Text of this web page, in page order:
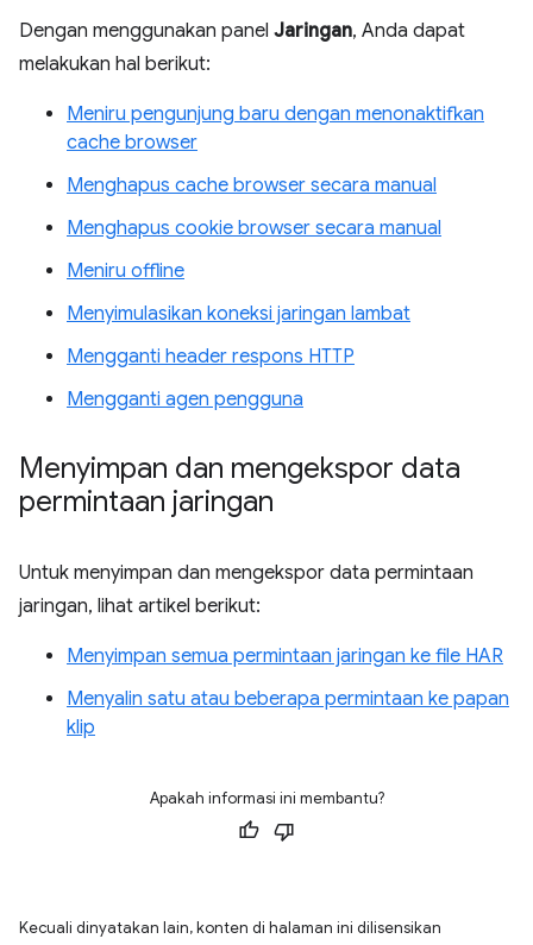
Dengan menggunakan panel Jaringan, Anda dapat
melakukan hal berikut:
Meniru pengunjung baru dengan menonaktifkan
cache browser
Menghapus cache browser secara manual
Menghapus cookie browser secara manual
Meniru offline
Menyimulasikan koneksi jaringan lambat
Mengganti header respons HTTP
Mengganti agen pengguna
Menyimpan dan mengekspor data
permintaan jaringan
Untuk menyimpan dan mengekspor data permintaan
jaringan, lihat artikel berikut:
Menyimpan semua permintaan jaringan ke file HAR
Menyalin satu atau beberapa permintaan ke papan
klip
Apakah informasi ini membantu?
Kecuali dinyatakan lain, konten di halaman ini dilisensikan